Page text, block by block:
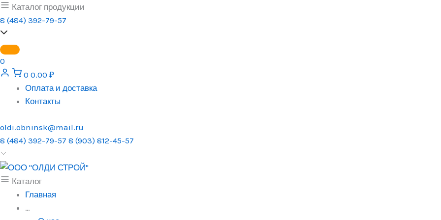
Перейти
к
содержимому
Каталог продукции
8 (484) 392-79-57
0
0 0.00 ₽
Оплата и доставка
Контакты
oldi.obninsk@mail.ru
8 (484) 392-79-57 8 (903) 812-45-57
Каталог
Главная
…